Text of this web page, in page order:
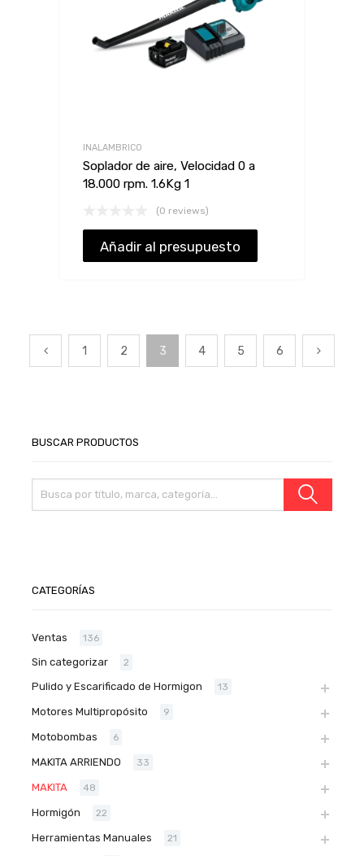
INALAMBRICO
Soplador de aire, Velocidad 0 a
18.000 rpm. 1.6Kg 1
(0 reviews)
Añadir al presupuesto
1 2 3 4 5 6
BUSCAR PRODUCTOS
CATEGORÍAS
Ventas 136
Sin categorizar 2
Pulido y Escarificado de Hormigon 13
Motores Multipropósito 9
Motobombas 6
MAKITA ARRIENDO 33
MAKITA 48
Hormigón 22
Herramientas Manuales 21